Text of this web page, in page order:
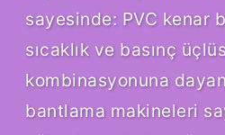
sayesinde: PVC kenar
sıcaklık ve basınç
kombinasyonuna
bantlama makineleri